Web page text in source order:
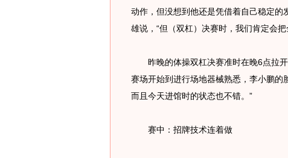
动作，但没想到他还是凭借着自己稳定的
雄说，“但（双杠）决赛时，我们肯定会
昨晚的体操双杠决赛准时在晚6点拉开
赛场开始到进行场地器械熟悉，李小鹏的
而且今天进馆时的状态也不错。”
赛中：招牌技术连着做